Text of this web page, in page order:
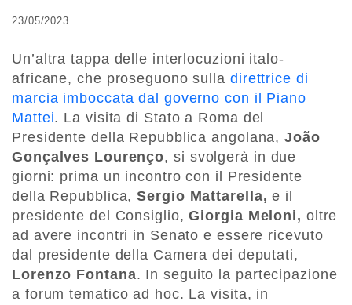
23/05/2023
Un’altra tappa delle interlocuzioni italo-
africane, che proseguono sulla direttrice di
marcia imboccata dal governo con il Piano
Mattei. La visita di Stato a Roma del
Presidente della Repubblica angolana,João
Gonçalves Lourenço, si svolgerà in due
giorni: prima un incontro con il Presidente
della Repubblica,Sergio Mattarella, e il
presidente del Consiglio,Giorgia Meloni, oltre
ad avere incontri in Senato e essere ricevuto
dal presidente della Camera dei deputati,
Lorenzo Fontana. In seguito la partecipazione
a forum tematico ad hoc. La visita, in